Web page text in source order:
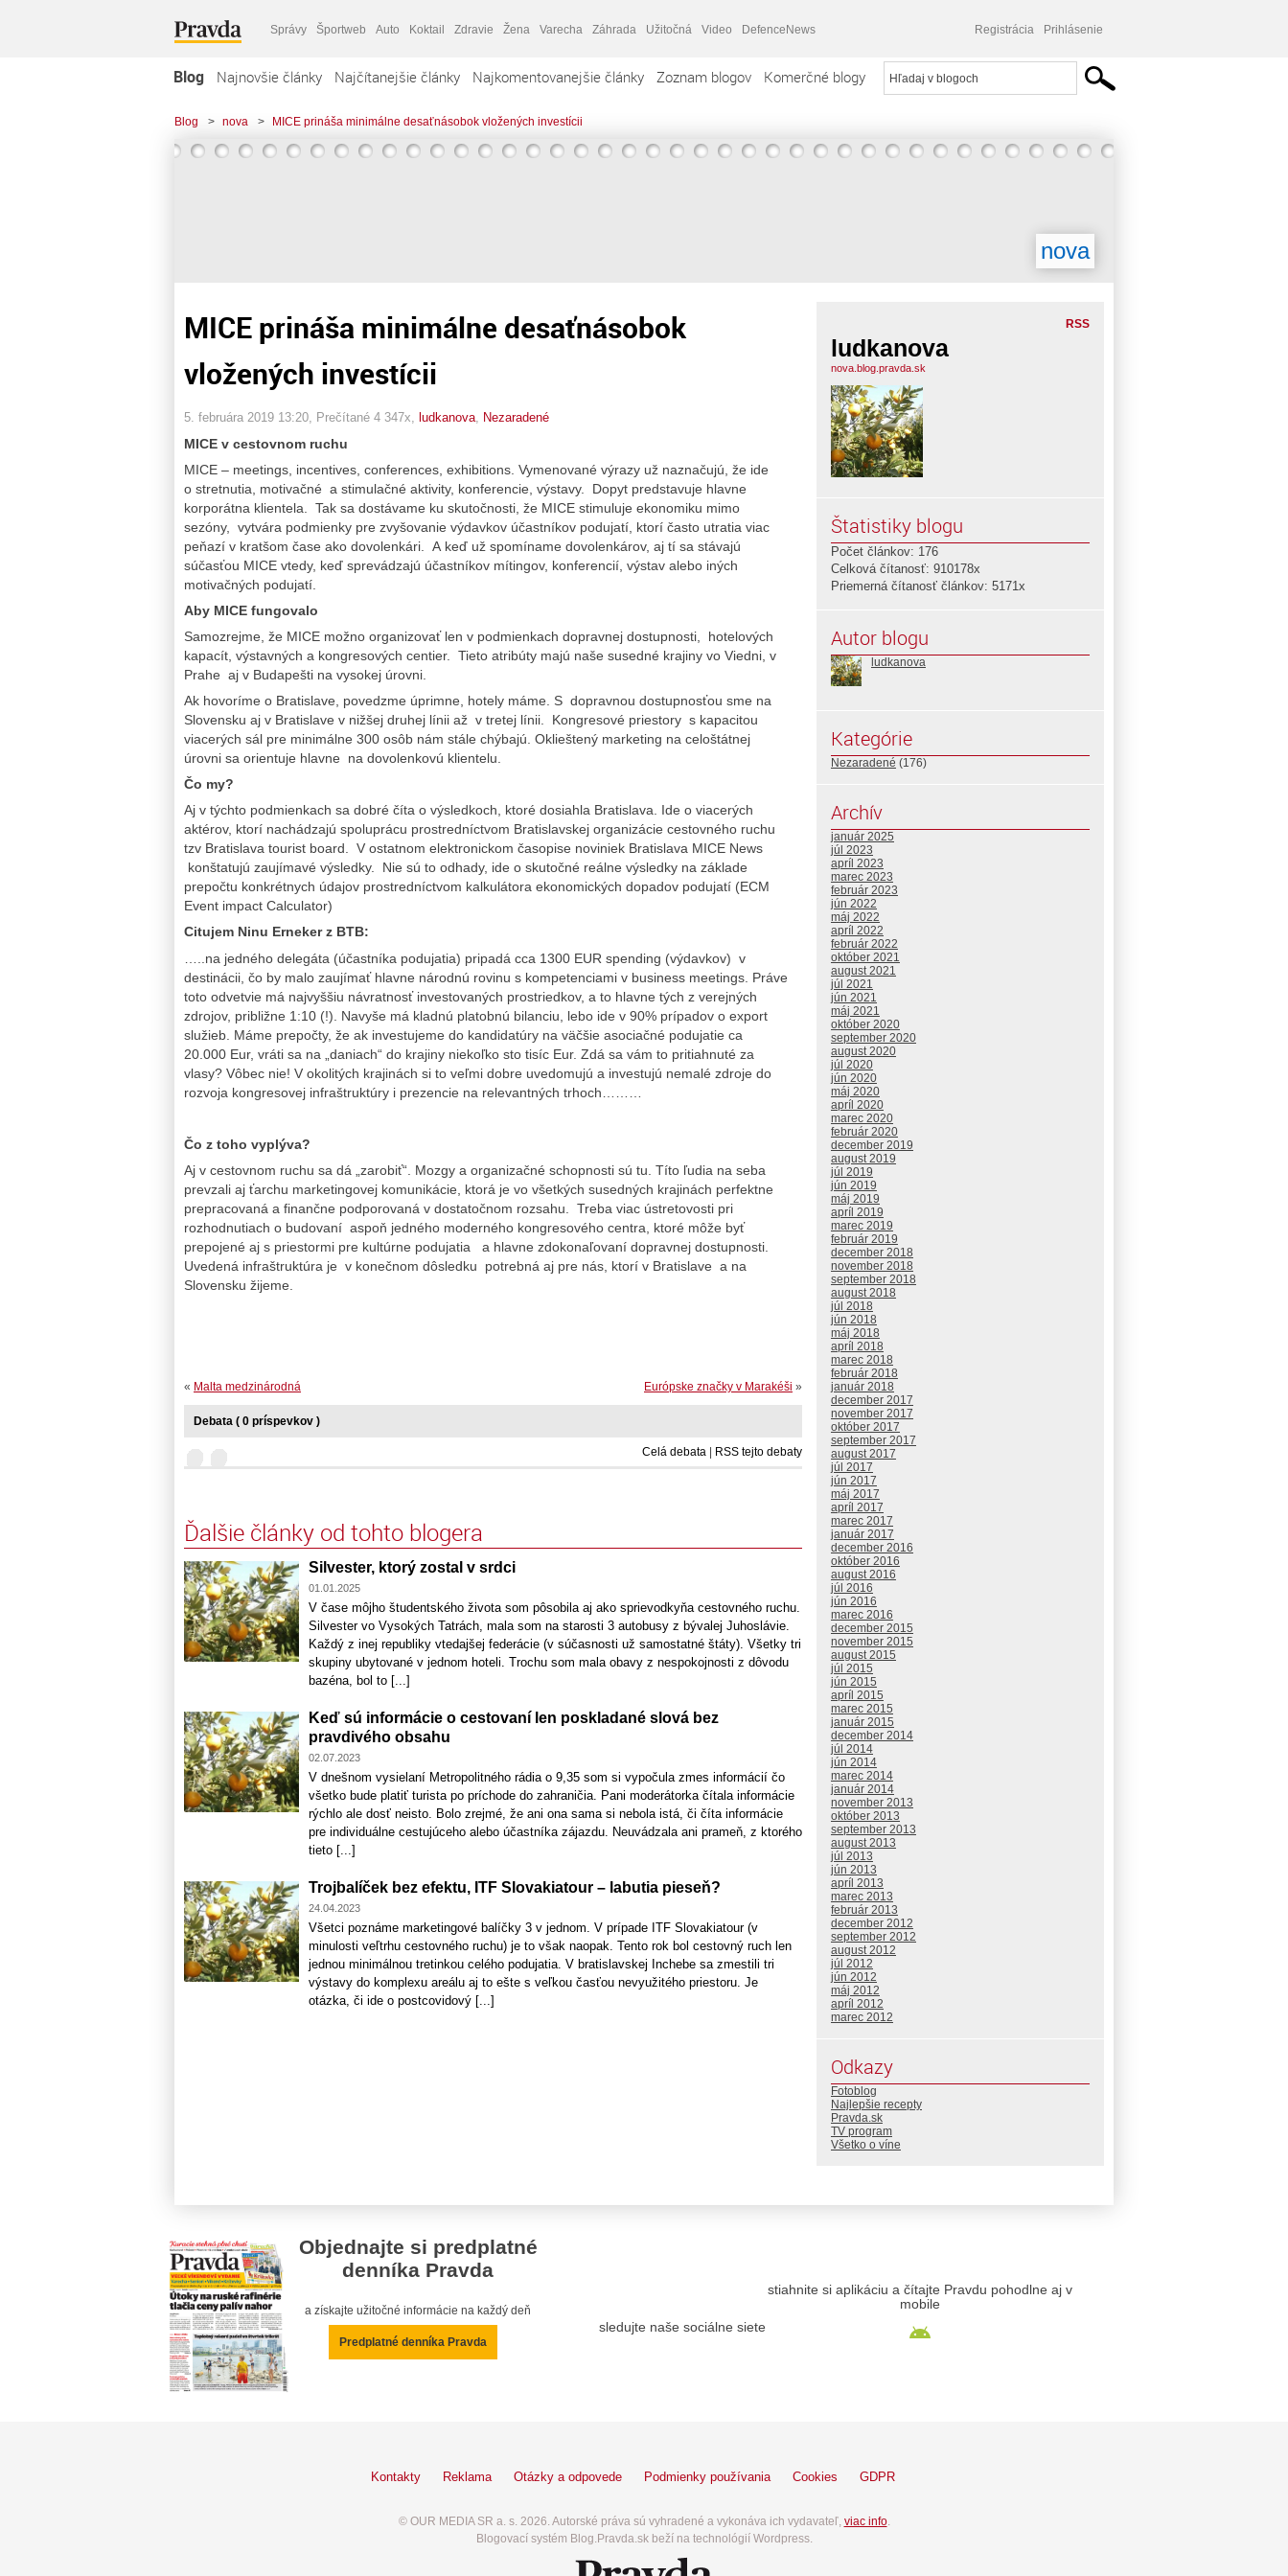
Správy Športweb Auto Koktail Zdravie Žena Varecha Záhrada Užitočná Video DefenceNews Registrácia Prihlásenie
Blog Najnovšie články Najčítanejšie články Najkomentovanejšie články Zoznam blogov Komerčné blogy
Blog > nova > MICE prináša minimálne desaťnásobok vložených investícii
nova
MICE prináša minimálne desaťnásobok
vložených investícii
5. februára 2019 13:20 , Prečítané 4 347x, ludkanova Nezaradené
MICE v cestovnom ruchu
MICE – meetings, incentives, conferences, exhibitions. Vymenované výrazy už naznačujú, že ide
o stretnutia, motivačné a stimulačné aktivity, konferencie, výstavy. Dopyt predstavuje hlavne
korporátna klientela. Tak sa dostávame ku skutočnosti, že MICE stimuluje ekonomiku mimo
sezóny, vytvára podmienky pre zvyšovanie výdavkov účastníkov podujatí, ktorí často utratia viac
peňazí v kratšom čase ako dovolenkári. A keď už spomíname dovolenkárov, aj tí sa stávajú
súčasťou MICE vtedy, keď sprevádzajú účastníkov mítingov, konferencií, výstav alebo iných
motivačných podujatí.
Aby MICE fungovalo
Samozrejme, že MICE možno organizovať len v podmienkach dopravnej dostupnosti, hotelových
kapacít, výstavných a kongresových centier. Tieto atribúty majú naše susedné krajiny vo Viedni, v
Prahe aj v Budapešti na vysokej úrovni.
Ak hovoríme o Bratislave, povedzme úprimne, hotely máme. S dopravnou dostupnosťou sme na
Slovensku aj v Bratislave v nižšej druhej línii až v tretej línii. Kongresové priestory s kapacitou
viacerých sál pre minimálne 300 osôb nám stále chýbajú. Oklieštený marketing na celoštátnej
úrovni sa orientuje hlavne na dovolenkovú klientelu.
Čo my?
Aj v týchto podmienkach sa dobré číta o výsledkoch, ktoré dosiahla Bratislava. Ide o viacerých
aktérov, ktorí nachádzajú spoluprácu prostredníctvom Bratislavskej organizácie cestovného ruchu
tzv Bratislava tourist board. V ostatnom elektronickom časopise noviniek Bratislava MICE News
konštatujú zaujímavé výsledky. Nie sú to odhady, ide o skutočné reálne výsledky na základe
prepočtu konkrétnych údajov prostredníctvom kalkulátora ekonomických dopadov podujatí (ECM
Event impact Calculator)
Citujem Ninu Erneker z BTB:
…..na jedného delegáta (účastníka podujatia) pripadá cca 1300 EUR spending (výdavkov) v
destinácii, čo by malo zaujímať hlavne národnú rovinu s kompetenciami v business meetings. Práve
toto odvetvie má najvyššiu návratnosť investovaných prostriedkov, a to hlavne tých z verejných
zdrojov, približne 1:10 (!). Navyše má kladnú platobnú bilanciu, lebo ide v 90% prípadov o export
služieb. Máme prepočty, že ak investujeme do kandidatúry na väčšie asociačné podujatie ca
20.000 Eur, vráti sa na „daniach“ do krajiny niekoľko sto tisíc Eur. Zdá sa vám to pritiahnuté za
vlasy? Vôbec nie! V okolitých krajinách si to veľmi dobre uvedomujú a investujú nemalé zdroje do
rozvoja kongresovej infraštruktúry i prezencie na relevantných trhoch………
Čo z toho vyplýva?
Aj v cestovnom ruchu sa dá „zarobiť“. Mozgy a organizačné schopnosti sú tu. Títo ľudia na seba
prevzali aj ťarchu marketingovej komunikácie, ktorá je vo všetkých susedných krajinách perfektne
prepracovaná a finančne podporovaná v dostatočnom rozsahu. Treba viac ústretovosti pri
rozhodnutiach o budovaní aspoň jedného moderného kongresového centra, ktoré môže byť
prepojené aj s priestormi pre kultúrne podujatia a hlavne zdokonaľovaní dopravnej dostupnosti.
Uvedená infraštruktúra je v konečnom dôsledku potrebná aj pre nás, ktorí v Bratislave a na
Slovensku žijeme.
Európske značky v Marakéši »
« Malta medzinárodná
Debata ( 0 príspevkov )
Celá debata RSS tejto debaty
Ďalšie články od tohto blogera
Silvester, ktorý zostal v srdci
01.01.2025
V čase môjho študentského života som pôsobila aj ako sprievodkyňa cestovného ruchu.
Silvester vo Vysokých Tatrách, mala som na starosti 3 autobusy z bývalej Juhoslávie.
Každý z inej republiky vtedajšej federácie (v súčasnosti už samostatné štáty). Všetky tri
skupiny ubytované v jednom hoteli. Trochu som mala obavy z nespokojnosti z dôvodu
bazéna, bol to [...]
Keď sú informácie o cestovaní len poskladané slová bez
pravdivého obsahu
02.07.2023
V dnešnom vysielaní Metropolitného rádia o 9,35 som si vypočula zmes informácií čo
všetko bude platiť turista po príchode do zahraničia. Pani moderátorka čítala informácie
rýchlo ale dosť neisto. Bolo zrejmé, že ani ona sama si nebola istá, či číta informácie
pre individuálne cestujúceho alebo účastníka zájazdu. Neuvádzala ani prameň, z ktorého
tieto [...]
Trojbalíček bez efektu, ITF Slovakiatour – labutia pieseň?
24.04.2023
Všetci poznáme marketingové balíčky 3 v jednom. V prípade ITF Slovakiatour (v
minulosti veľtrhu cestovného ruchu) je to však naopak. Tento rok bol cestovný ruch len
jednou minimálnou tretinkou celého podujatia. V bratislavskej Inchebe sa zmestili tri
výstavy do komplexu areálu aj to ešte s veľkou časťou nevyužitého priestoru. Je
otázka, či ide o postcovidový [...]
RSS
ludkanova
nova.blog.pravda.sk
Štatistiky blogu
Počet článkov: 176
Celková čítanosť: 910178x
Priemerná čítanosť článkov: 5171x
Autor blogu
ludkanova
Kategórie
Nezaradené (176)
Archív
január 2025
júl 2023
apríl 2023
marec 2023
február 2023
jún 2022
máj 2022
apríl 2022
február 2022
október 2021
august 2021
júl 2021
jún 2021
máj 2021
október 2020
september 2020
august 2020
júl 2020
jún 2020
máj 2020
apríl 2020
marec 2020
február 2020
december 2019
august 2019
júl 2019
jún 2019
máj 2019
apríl 2019
marec 2019
február 2019
december 2018
november 2018
september 2018
august 2018
júl 2018
jún 2018
máj 2018
apríl 2018
marec 2018
február 2018
január 2018
december 2017
november 2017
október 2017
september 2017
august 2017
júl 2017
jún 2017
máj 2017
apríl 2017
marec 2017
január 2017
december 2016
október 2016
august 2016
júl 2016
jún 2016
marec 2016
december 2015
november 2015
august 2015
júl 2015
jún 2015
apríl 2015
marec 2015
január 2015
december 2014
júl 2014
jún 2014
marec 2014
január 2014
november 2013
október 2013
september 2013
august 2013
júl 2013
jún 2013
apríl 2013
marec 2013
február 2013
december 2012
september 2012
august 2012
júl 2012
jún 2012
máj 2012
apríl 2012
marec 2012
Odkazy
Fotoblog
Najlepšie recepty
Pravda.sk
TV program
Všetko o víne
Objednajte si predplatné
denníka Pravda
a získajte užitočné informácie na každý deň
Predplatné denníka Pravda
sledujte naše sociálne siete
stiahnite si aplikáciu a čítajte Pravdu pohodlne aj v
mobile
Kontakty Reklama Otázky a odpovede Podmienky používania Cookies GDPR
© OUR MEDIA SR a. s. 2026. Autorské práva sú vyhradené a vykonáva ich vydavateľ, viac info.
Blogovací systém Blog.Pravda.sk beží na technológií Wordpress.